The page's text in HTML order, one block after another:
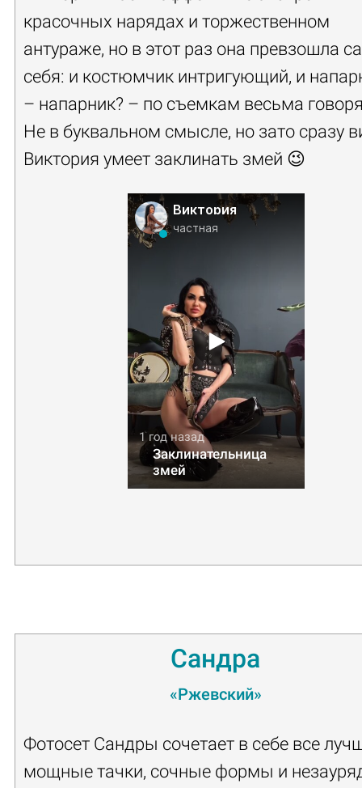
красочных нарядах и торжественном
антураже, но в этот раз она превзошла
себя: и костюмчик интригующий, и
– напарник? – по съемкам весьма
Не в буквальном смысле, но зато сразу
Виктория умеет заклинать змей 😉
1 год назад
Заклинательница
змей
Виктория
частная
Сандра
«Ржевский»
Фотосет Сандры сочетает в себе все
мощные тачки, сочные формы и